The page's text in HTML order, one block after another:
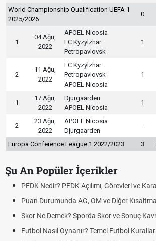
World Championship Qualification UEFA 1
2025/2026
0
1
04 Ağu,
2022
APOEL Nicosia
FC Kyzylzhar
Petropavlovsk
1
2
11 Ağu,
2022
FC Kyzylzhar
Petropavlovsk
APOEL Nicosia
1
1
17 Ağu,
2022
Djurgaarden
APOEL Nicosia
1
2
23 Ağu,
2022
APOEL Nicosia
Djurgaarden
-
Europa Conference League 1 2022/2023 3
Şu An Popüler İçerikler
PFDK Nedir? PFDK Açılımı, Görevleri ve
Puan Durumunda AG, OM ve Diğer
Skor Ne Demek? Sporda Skor ve Sonuç
Futbol Nasıl Oynanır? Temel Futbol